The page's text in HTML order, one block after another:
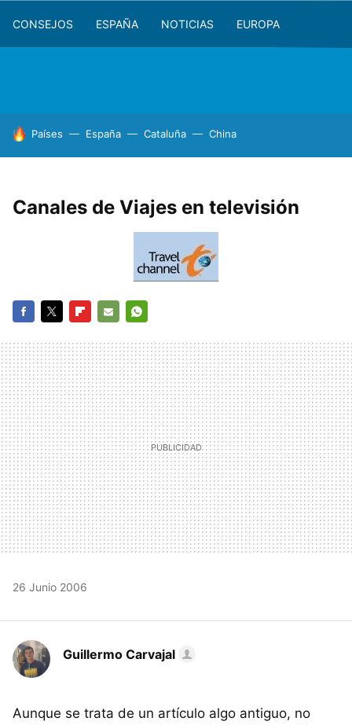
CONSEJOS ESPAÑA NOTICIAS EUROPA
HOY SE HABLA DE
Países España Cataluña China
Canales de Viajes en televisión
MAIL
26 Junio 2006
Guillermo Carvajal
Aunque se trata de un artículo algo antiguo, no